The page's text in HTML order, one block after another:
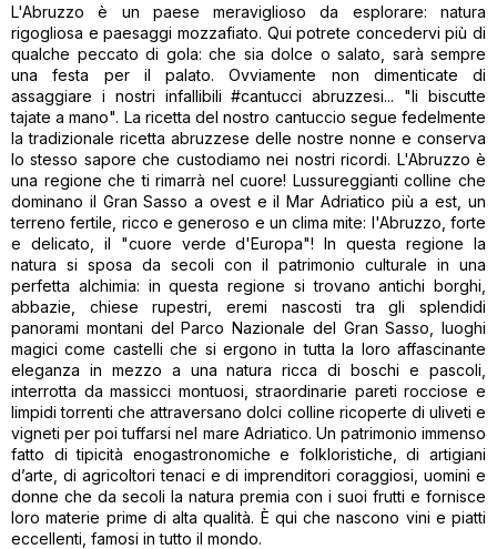
L'Abruzzo è un paese meraviglioso da esplorare: natura
rigogliosa e paesaggi mozzafiato. Qui potrete concedervi più di
qualche peccato di gola: che sia dolce o salato, sarà sempre
una festa per il palato. Ovviamente non dimenticate di
assaggiare i nostri infallibili #cantucci abruzzesi... "li biscutte
tajate a mano". La ricetta del nostro cantuccio segue fedelmente
la tradizionale ricetta abruzzese delle nostre nonne e conserva
lo stesso sapore che custodiamo nei nostri ricordi. L'Abruzzo è
una regione che ti rimarrà nel cuore! Lussureggianti colline che
dominano il Gran Sasso a ovest e il Mar Adriatico più a est, un
terreno fertile, ricco e generoso e un clima mite: l'Abruzzo, forte
e delicato, il "cuore verde d'Europa"! In questa regione la
natura si sposa da secoli con il patrimonio culturale in una
perfetta alchimia: in questa regione si trovano antichi borghi,
abbazie, chiese rupestri, eremi nascosti tra gli splendidi
panorami montani del Parco Nazionale del Gran Sasso, luoghi
magici come castelli che si ergono in tutta la loro affascinante
eleganza in mezzo a una natura ricca di boschi e pascoli,
interrotta da massicci montuosi, straordinarie pareti rocciose e
limpidi torrenti che attraversano dolci colline ricoperte di uliveti e
vigneti per poi tuffarsi nel mare Adriatico. Un patrimonio immenso
fatto di tipicità enogastronomiche e folkloristiche, di artigiani
d’arte, di agricoltori tenaci e di imprenditori coraggiosi, uomini e
donne che da secoli la natura premia con i suoi frutti e fornisce
loro materie prime di alta qualità. È qui che nascono vini e piatti
eccellenti, famosi in tutto il mondo.